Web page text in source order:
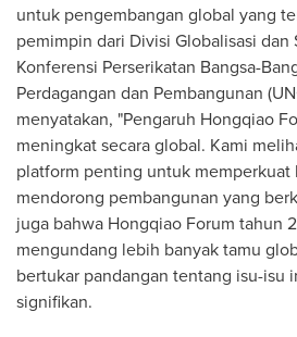
untuk pengembangan global yang
pemimpin dari Divisi Globalisasi dan
Konferensi Perserikatan Bangsa-
Perdagangan dan Pembangunan
menyatakan, "Pengaruh Hongqiao
meningkat secara global. Kami
platform penting untuk memperkuat
mendorong pembangunan yang
juga bahwa Hongqiao Forum tahun
mengundang lebih banyak tamu
bertukar pandangan tentang isu-isu
signifikan.